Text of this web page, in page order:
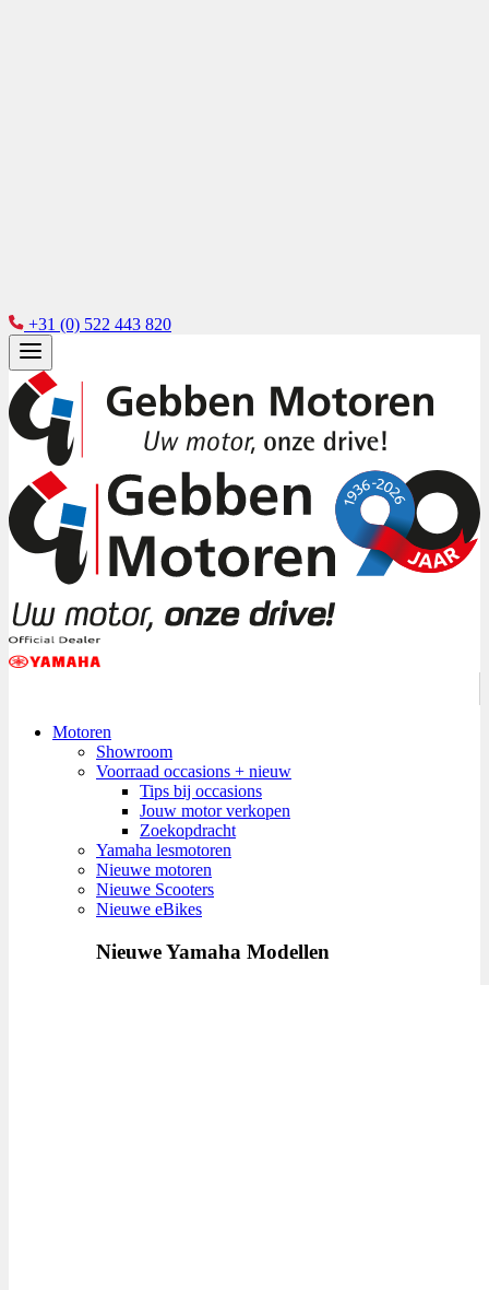
+31 (0) 522 443 820
Motoren
Showroom
Voorraad occasions + nieuw
Tips bij occasions
Jouw motor verkopen
Zoekopdracht
Yamaha lesmotoren
Nieuwe motoren
Nieuwe Scooters
Nieuwe eBikes
Nieuwe Yamaha Modellen